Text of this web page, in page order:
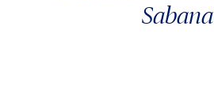
Sabana